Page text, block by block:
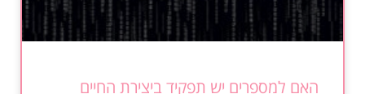
האם למספרים יש תפקיד ביצירת החיים